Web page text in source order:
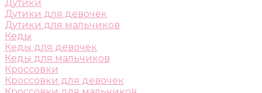
Дутики
Дутики для девочек
Дутики для мальчиков
Кеды
Кеды для девочек
Кеды для мальчиков
Кроссовки
Кроссовки для девочек